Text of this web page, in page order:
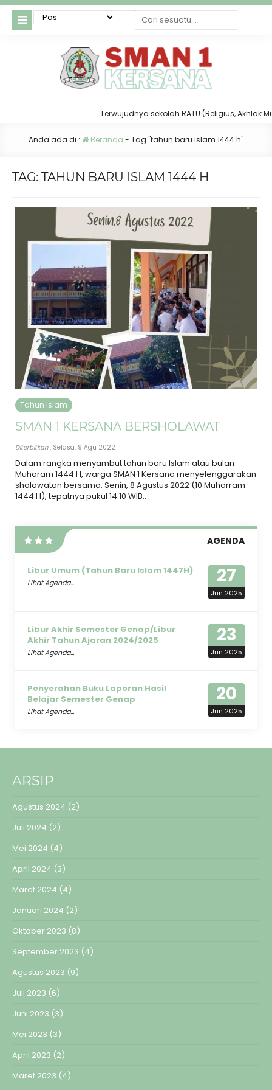
Terwujudnya sekolah RATU (Religius, Akhlak
Anda ada di : Beranda - Tag "tahun baru islam 1444 h"
TAG: TAHUN BARU ISLAM 1444 H
Tahun Islam
SMAN 1 KERSANA BERSHOLAWAT
Diterbitkan: Selasa, 9 Agu 2022
Dalam rangka menyambut tahun baru Islam atau bulan
Muharam 1444 H, warga SMAN 1 Kersana menyelenggarakan
sholawatan bersama. Senin, 8 Agustus 2022 (10 Muharram
1444 H), tepatnya pukul 14.10 WIB..
AGENDA
27
Jun 2025
Libur Umum (Tahun Baru Islam 1447H)
Lihat Agenda...
23
Jun 2025
Libur Akhir Semester Genap/Libur
Akhir Tahun Ajaran 2024/2025
Lihat Agenda...
20
Jun 2025
Penyerahan Buku Laporan Hasil
Belajar Semester Genap
Lihat Agenda...
ARSIP
Agustus 2024 (2)
Juli 2024 (2)
Mei 2024 (4)
April 2024 (3)
Maret 2024 (4)
Januari 2024 (2)
Oktober 2023 (8)
September 2023 (4)
Agustus 2023 (9)
Juli 2023 (6)
Juni 2023 (3)
Mei 2023 (3)
April 2023 (2)
Maret 2023 (4)